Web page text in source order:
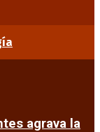
agrava la